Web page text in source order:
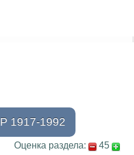
1917-1992
Оценка раздела:
45